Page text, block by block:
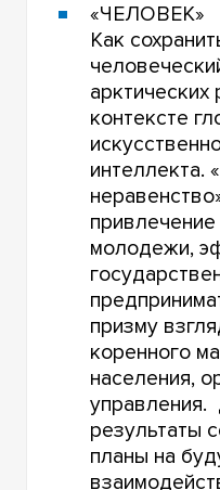
«ЧЕЛОВЕК»
Как
арктических
контексте
интеллекта.
молодежи,
призму
коренного
населения,
управления.
результаты
планы на